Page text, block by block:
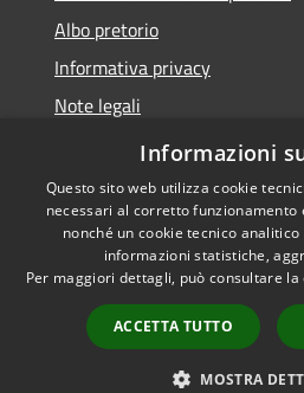
Albo pretorio
Informativa privacy
Note legali
Dichiarazione di accessibilità
Accessibilità
Informazioni
Questo sito web utilizza cookie
necessari al corretto funzionamento
nonché un cookie tecnico
informazioni statistiche,
Per maggiori dettagli, può consultare la
ACCETTA TUTTO
MOSTRA